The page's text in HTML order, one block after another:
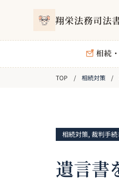
翔栄法務司法
相続
相続対策
相続対策, 裁判手続
遺言書